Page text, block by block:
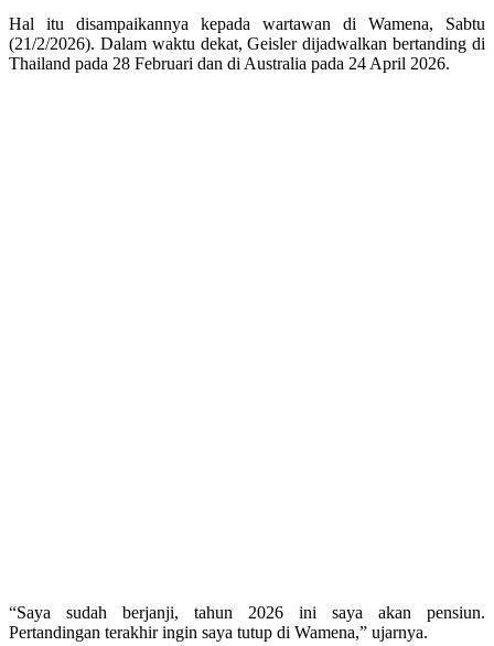
Hal itu disampaikannya kepada wartawan di Wamena, Sabtu
(21/2/2026). Dalam waktu dekat, Geisler dijadwalkan bertanding di
Thailand pada 28 Februari dan di Australia pada 24 April 2026.
“Saya sudah berjanji, tahun 2026 ini saya akan pensiun.
Pertandingan terakhir ingin saya tutup di Wamena,” ujarnya.